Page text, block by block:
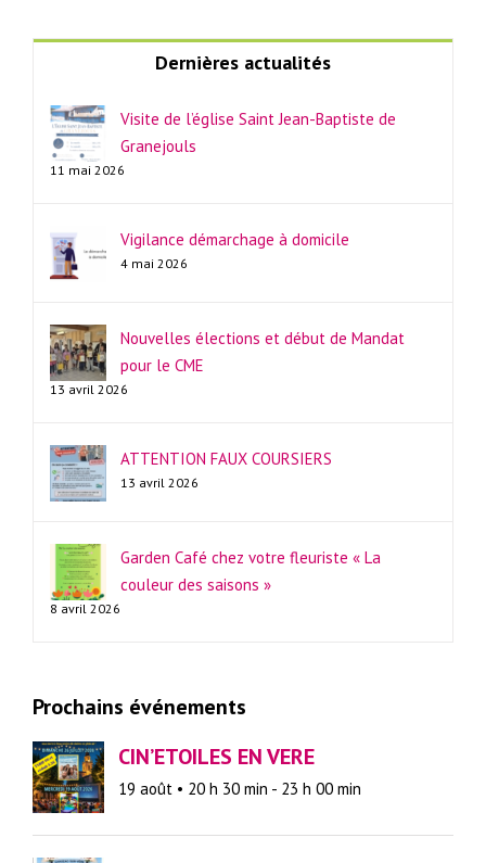
Dernières actualités
Visite de l’église Saint Jean-Baptiste de
Granejouls
11 mai 2026
Vigilance démarchage à domicile
4 mai 2026
Nouvelles élections et début de Mandat
pour le CME
13 avril 2026
ATTENTION FAUX COURSIERS
13 avril 2026
Garden Café chez votre fleuriste « La
couleur des saisons »
8 avril 2026
Prochains événements
CIN’ETOILES EN VERE
19 août • 20 h 30 min - 23 h 00 min